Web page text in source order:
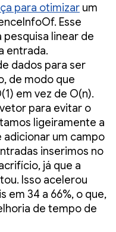
para otimizar um
Esse
linear de
entrada.
dados para ser
de modo que
em vez de O(n).
para evitar o
ligeiramente a
adicionar um campo
inserimos no
já que a
Isso acelerou
em 34 a 66%, o que,
de tempo de